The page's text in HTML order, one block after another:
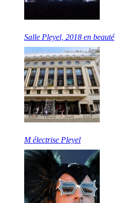
Salle Pleyel, 2018 en beauté
M électrise Pleyel